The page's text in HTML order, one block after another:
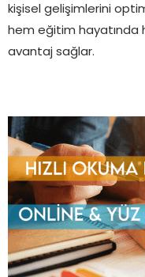
kişisel gelişimlerini
hem eğitim hayatında
avantaj sağlar.